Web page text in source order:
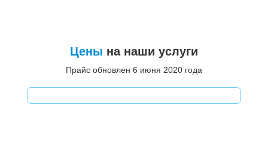
Цены на наши услуги
Прайс обновлен 6 июня 2020 года